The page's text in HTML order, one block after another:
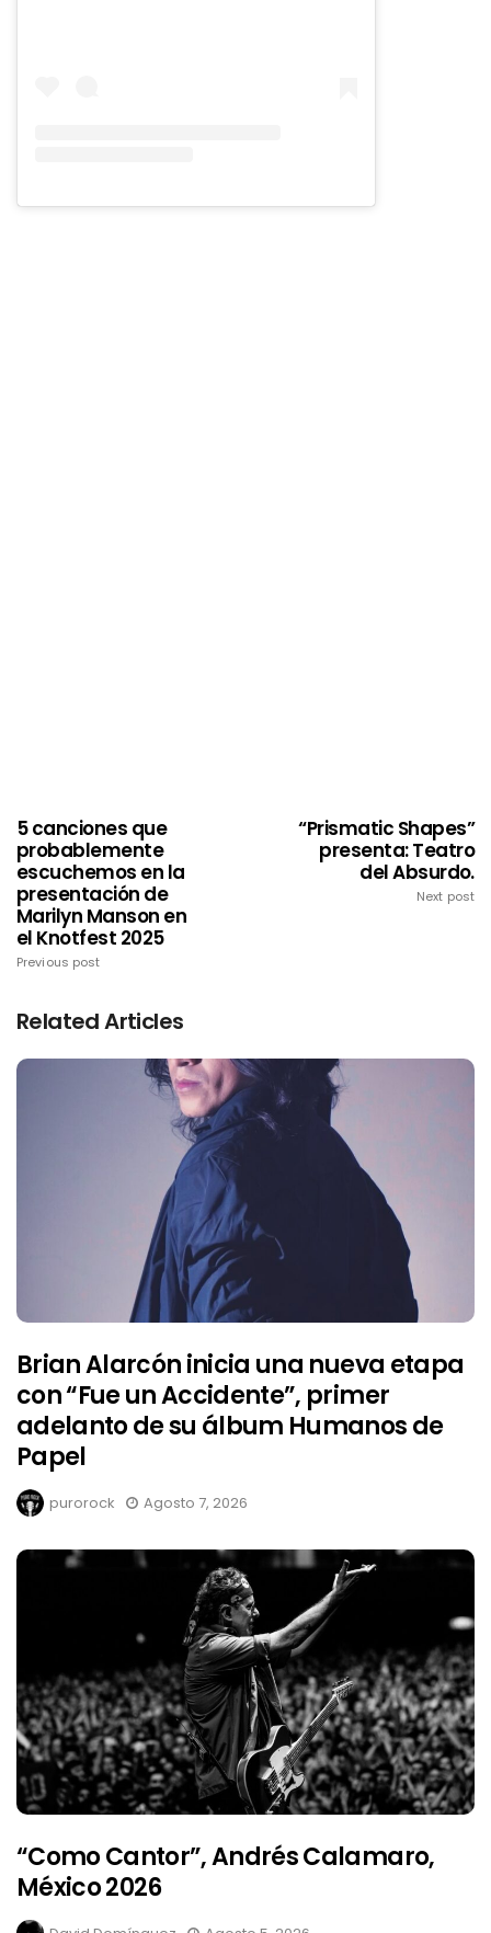
5 canciones que
probablemente
escuchemos en la
presentación de
Marilyn Manson en
el Knotfest 2025
Previous post
“Prismatic Shapes”
presenta: Teatro
del Absurdo.
Next post
Related Articles
Brian Alarcón inicia una nueva etapa
con “Fue un Accidente”, primer
adelanto de su álbum Humanos de
Papel
purorock Agosto 7, 2026
“Como Cantor”, Andrés Calamaro,
México 2026